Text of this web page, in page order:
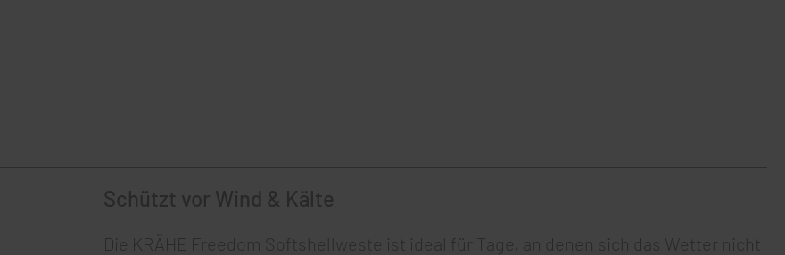
Schützt vor Wind & Kälte
Die KRÄHE Freedom Softshellweste ist ideal für Tage, an denen sich das Wetter nicht